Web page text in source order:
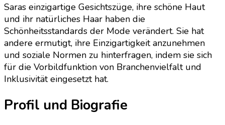
Saras einzigartige Gesichtszüge, ihre schöne Haut
und ihr natürliches Haar haben die
Schönheitsstandards der Mode verändert. Sie hat
andere ermutigt, ihre Einzigartigkeit anzunehmen
und soziale Normen zu hinterfragen, indem sie sich
für die Vorbildfunktion von Branchenvielfalt und
Inklusivität eingesetzt hat.
Profil und Biografie